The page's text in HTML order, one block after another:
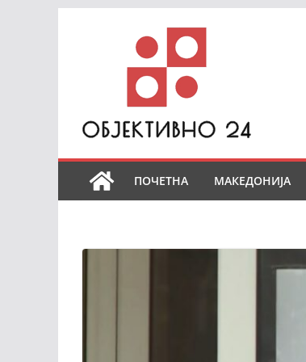
ПОЧЕТНА МАКЕДОНИЈА